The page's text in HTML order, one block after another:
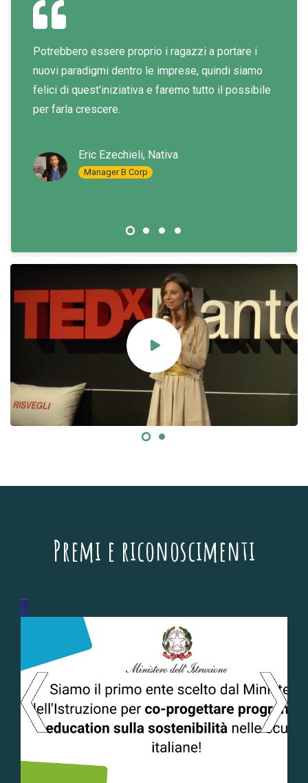
Potrebbero essere proprio i ragazzi a portare i
nuovi paradigmi dentro le imprese, quindi siamo
felici di quest’iniziativa e faremo tutto il possibile
per farla crescere.
Eric Ezechieli, Nativa
Manager B Corp
Premi e riconoscimenti